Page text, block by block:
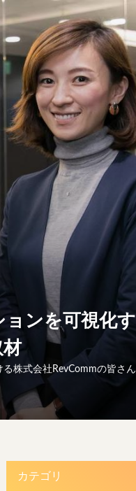
ョンを可視化す
株式会社RevCommの皆さん
カテゴリ